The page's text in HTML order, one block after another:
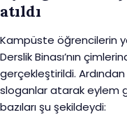
atıldı
Kampüste öğrencilerin
Derslik Binası’nın
gerçekleştirildi.
sloganlar atarak eylem
bazıları şu şekildeydi: